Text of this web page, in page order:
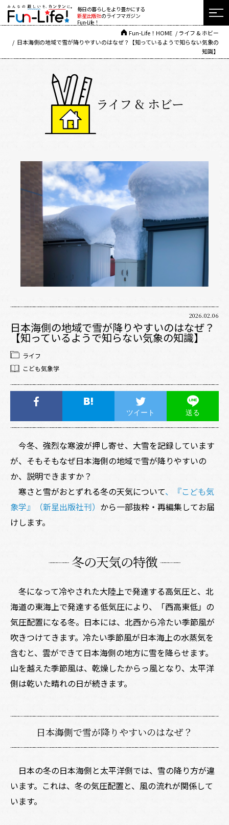
毎日の暮らしをより豊かにする
新星出版社のライフマガジン
Fun-Life！
Fun-Life！HOME
ライフ & ホビー
日本海側の地域で雪が降りやすいのはなぜ？【知っているようで知らない気象の
知識】
ライフ & ホビー
2026.02.06
日本海側の地域で雪が降りやすいのはなぜ？
【知っているようで知らない気象の知識】
ライフ
こども気象学
ツイート 送る
今冬、強烈な寒波が押し寄せ、大雪を記録しています
が、そもそもなぜ日本海側の地域で雪が降りやすいの
か、説明できますか？
寒さと雪がおとずれる冬の天気について、『こども気
象学』（新星出版社刊） から一部抜粋・再編集してお届
けします。
冬の天気の特徴
冬になって冷やされた大陸上で発達する高気圧と、北
海道の東海上で発達する低気圧により、「西高東低」の
気圧配置になる冬。日本には、北西から冷たい季節風が
吹きつけてきます。冷たい季節風が日本海上の水蒸気を
含むと、雲ができて日本海側の地方に雪を降らせます。
山を越えた季節風は、乾燥したからっ風となり、太平洋
側は乾いた晴れの日が続きます。
日本海側で雪が降りやすいのはなぜ？
日本の冬の日本海側と太平洋側では、雪の降り方が違
います。これは、冬の気圧配置と、風の流れが関係して
います。